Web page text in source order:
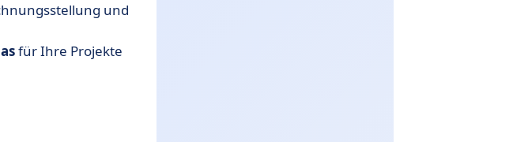
und
und
für Ihre Projekte